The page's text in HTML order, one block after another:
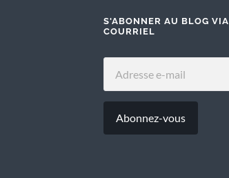
S'ABONNER AU BLOG VIA
COURRIEL
MAIL
Abonnez-vous